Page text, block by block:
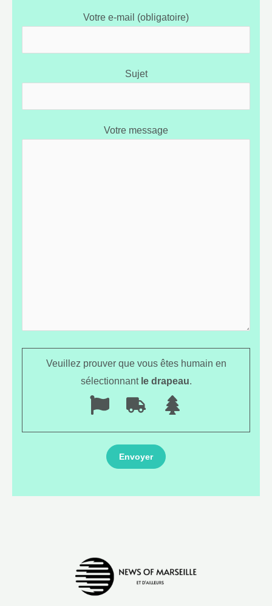
Votre e-mail (obligatoire)
Sujet
Votre message
Veuillez prouver que vous êtes humain en
sélectionnantle drapeau.